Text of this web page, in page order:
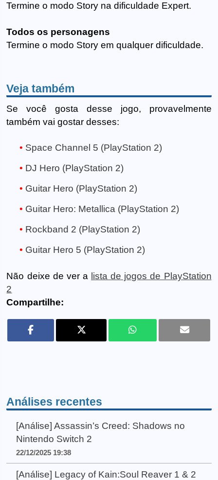
Termine o modo Story na dificuldade Expert.
Todos os personagens
Termine o modo Story em qualquer dificuldade.
Veja também
Se você gosta desse jogo, provavelmente
também vai gostar desses:
Space Channel 5 (PlayStation 2)
DJ Hero (PlayStation 2)
Guitar Hero (PlayStation 2)
Guitar Hero: Metallica (PlayStation 2)
Rockband 2 (PlayStation 2)
Guitar Hero 5 (PlayStation 2)
Não deixe de ver a lista de jogos de PlayStation
2
Compartilhe:
Análises recentes
[Análise] Assassin’s Creed: Shadows no
Nintendo Switch 2
22/12/2025 19:38
[Análise] Legacy of Kain:Soul Reaver 1 & 2